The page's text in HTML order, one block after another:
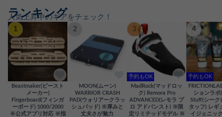
人気上昇中のギアをチェック！
ランキング
1
Beastmaker(ビースト
メーカー)
Fingerboard(フィンガ
ーボード) 1000/2000
※公式アプリ対応 ※指
2
MOON(ムーン)
WARRIOR CRASH
PAD(ウォリアークラッ
シュパッド) ※厚みと
丈夫さが魅力
3
予約もOK
MadRock(マッドロッ
ク) Remora Pro
ADVANCED(レモラ プ
ロ アドバンスト) ※限
定リミテッドモデル ※
4
予約もOK
ションラボ
Stuff(シーク
タッフ) レギ
イジェニッ